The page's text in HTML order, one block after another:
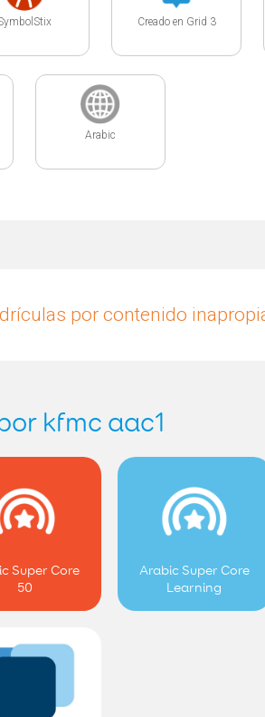
Creado en Grid 3
Arabic
por contenido
kfmc aac1
Super Core
50
Arabic Super Core
Learning